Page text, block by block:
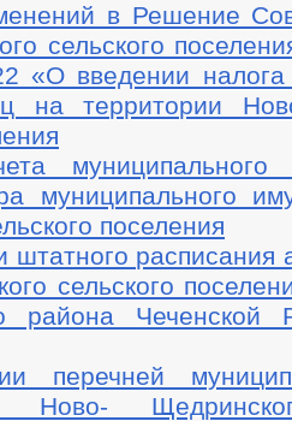
в Решение
сельского
«О введении налога
на территории
муниципального
поселения
штатного расписания
сельского
района Чеченской
перечней
Ново-